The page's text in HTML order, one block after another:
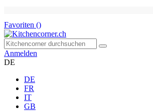
Favoriten ()
Anmelden
DE
DE
FR
IT
GB